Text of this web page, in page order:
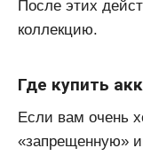
После этих
коллекцию.
Где купить
Если вам очень
«запрещенную»